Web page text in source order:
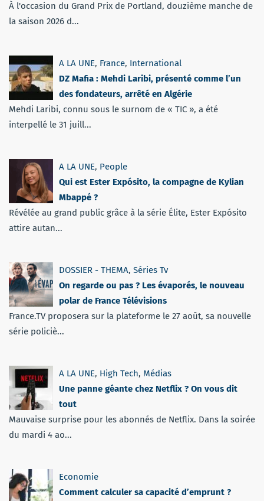
À l'occasion du Grand Prix de Portland, douzième manche de
la saison 2026 d...
A LA UNE, France, International
DZ Mafia : Mehdi Laribi, présenté comme l’un
des fondateurs, arrêté en Algérie
Mehdi Laribi, connu sous le surnom de « TIC », a été
interpellé le 31 juill...
A LA UNE, People
Qui est Ester Expósito, la compagne de Kylian
Mbappé ?
Révélée au grand public grâce à la série Élite, Ester Expósito
attire autan...
DOSSIER - THEMA, Séries Tv
On regarde ou pas ? Les évaporés, le nouveau
polar de France Télévisions
France.TV proposera sur la plateforme le 27 août, sa nouvelle
série policiè...
A LA UNE, High Tech, Médias
Une panne géante chez Netflix ? On vous dit
tout
Mauvaise surprise pour les abonnés de Netflix. Dans la soirée
du mardi 4 ao...
Economie
Comment calculer sa capacité d’emprunt ?